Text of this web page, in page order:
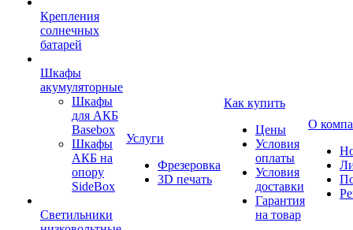
Крепления
солнечных
батарей
Шкафы
акумуляторные
Шкафы
для АКБ
Basebox
Шкафы
АКБ на
опору
SideBox
Светильники
Услуги
Фрезеровка
3D печать
Как купить
Цены
Условия
оплаты
Условия
доставки
Гарантия
на товар
О